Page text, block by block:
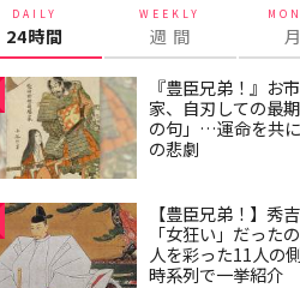
DAILY
24時間
WEEKLY
週 間
『豊臣兄弟！』お
家、自刃しての最
の句」…運命を共
の悲劇
【豊臣兄弟！】秀
「女狂い」だった
人を彩った11人の
時系列で一挙紹介